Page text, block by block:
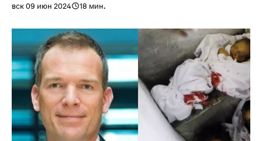
вск 09 июн 2024 18 мин.